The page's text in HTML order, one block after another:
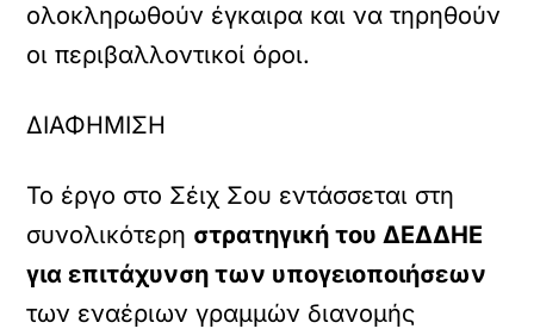
ολοκληρωθούν έγκαιρα και να τηρηθούν
οι περιβαλλοντικοί όροι.
ΔΙΑΦΗΜΙΣΗ
Το έργο στο Σέιχ Σου εντάσσεται στη
συνολικότερη στρατηγική του ΔΕΔΔΗΕ
για επιτάχυνση των υπογειοποιήσεων
των εναέριων γραμμών διανομής